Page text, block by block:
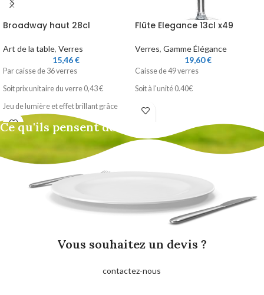
Broadway haut 28cl
Art de la table, Verres
15,46€
Par caisse de 36 verres
Soit prix unitaire du verre 0,43 €
Jeu de lumière et effet brillant grâce
aux moulures.
Gamme large adaptée pour les
Flûte Elegance 13cl x49
Verres, Gamme Élégance
19,60€
Caisse de 49 verres
Soit à l'unité 0.40€
Ce qu'ils pensent de nous
Vous souhaitez un devis ?
contactez-nous